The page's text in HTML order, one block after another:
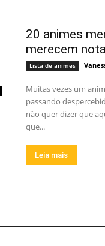
20 animes
merecem
Lista de animes
Muitas vezes um
passando
não quer dizer que
que...
Leia mais